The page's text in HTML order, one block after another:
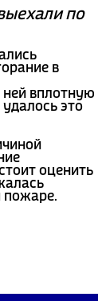
по
в
ней вплотную
это
оценить
пожаре.